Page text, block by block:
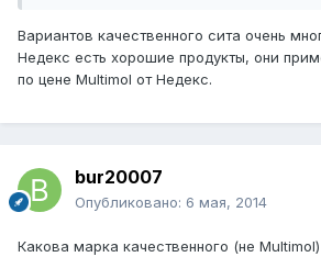
Вариантов качественного сита очень
Недекс есть хорошие продукты, они
по цене Multimol от Недекс.
bur20007
Опубликовано: 6 мая, 2014
Какова марка качественного (не